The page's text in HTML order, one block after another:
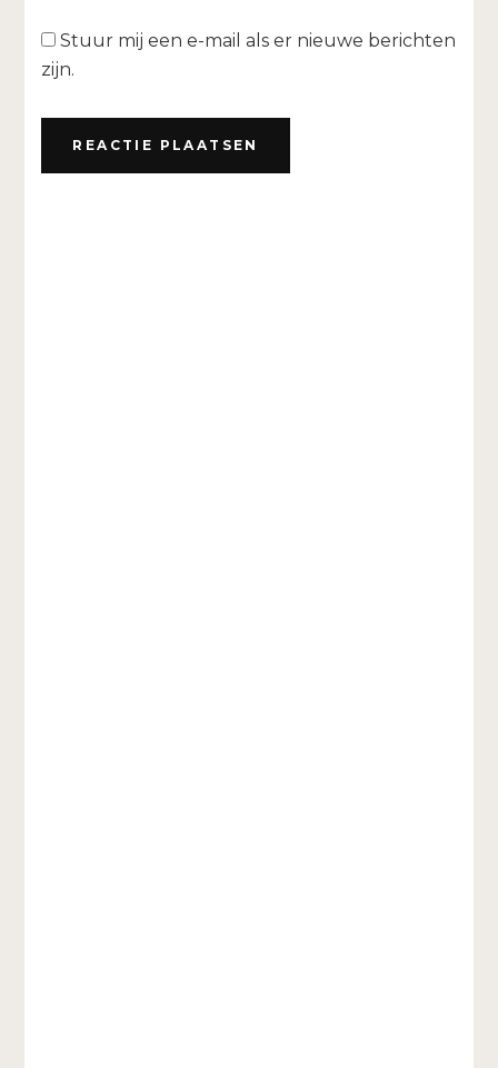
Stuur mij een e-mail als er nieuwe berichten
zijn.